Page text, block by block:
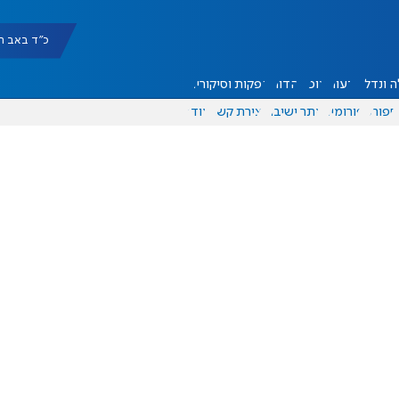
כ"ד באב תשפ"ו
ונדל"ן דעות אוכל יהדות הפקות וסיקורים
ספורט פורומים אתר ישיבה יצירת קשר עוד